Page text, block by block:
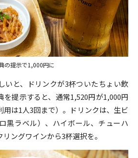
の提示で1,000円に
いと、ドリンクが3杯ついたちょい飲
を提示すると、通常1,520円が1,000円
用は1人3回まで）。ドリンクは、生ビ
黒ラベル）、ハイボール、チューハ
ングワインから3杯選択を。